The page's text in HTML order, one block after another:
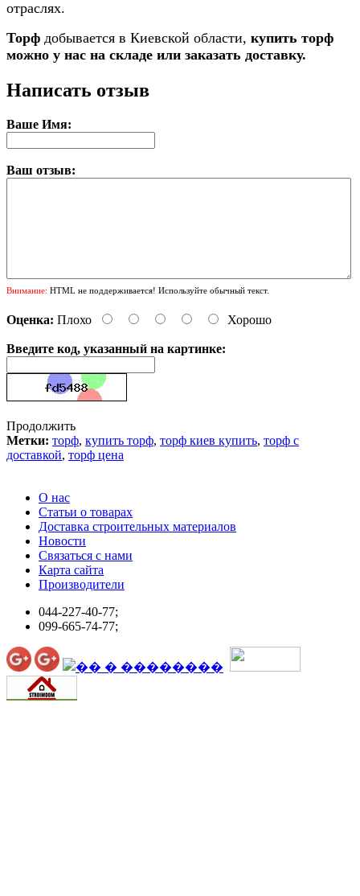
отраслях.
Торф добывается в Киевской области, купить торф
можно у нас на складе или заказать доставку.
Написать отзыв
Ваше Имя:
Ваш отзыв:
Внимание: HTML не поддерживается! Используйте обычный текст.
Оценка: Плохо Хорошо
Введите код, указанный на картинке:
Продолжить
Метки: торф, купить торф, торф киев купить, торф с
доставкой, торф цена
О нас
Статьи о товарах
Доставка строительных материалов
Новости
Связаться с нами
Карта сайта
Производители
044-227-40-77;
099-665-74-77;